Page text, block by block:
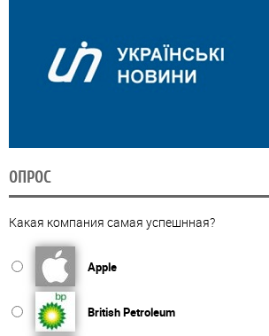
ОПРОС
Какая компания самая успешнная?
Apple
British Petroleum